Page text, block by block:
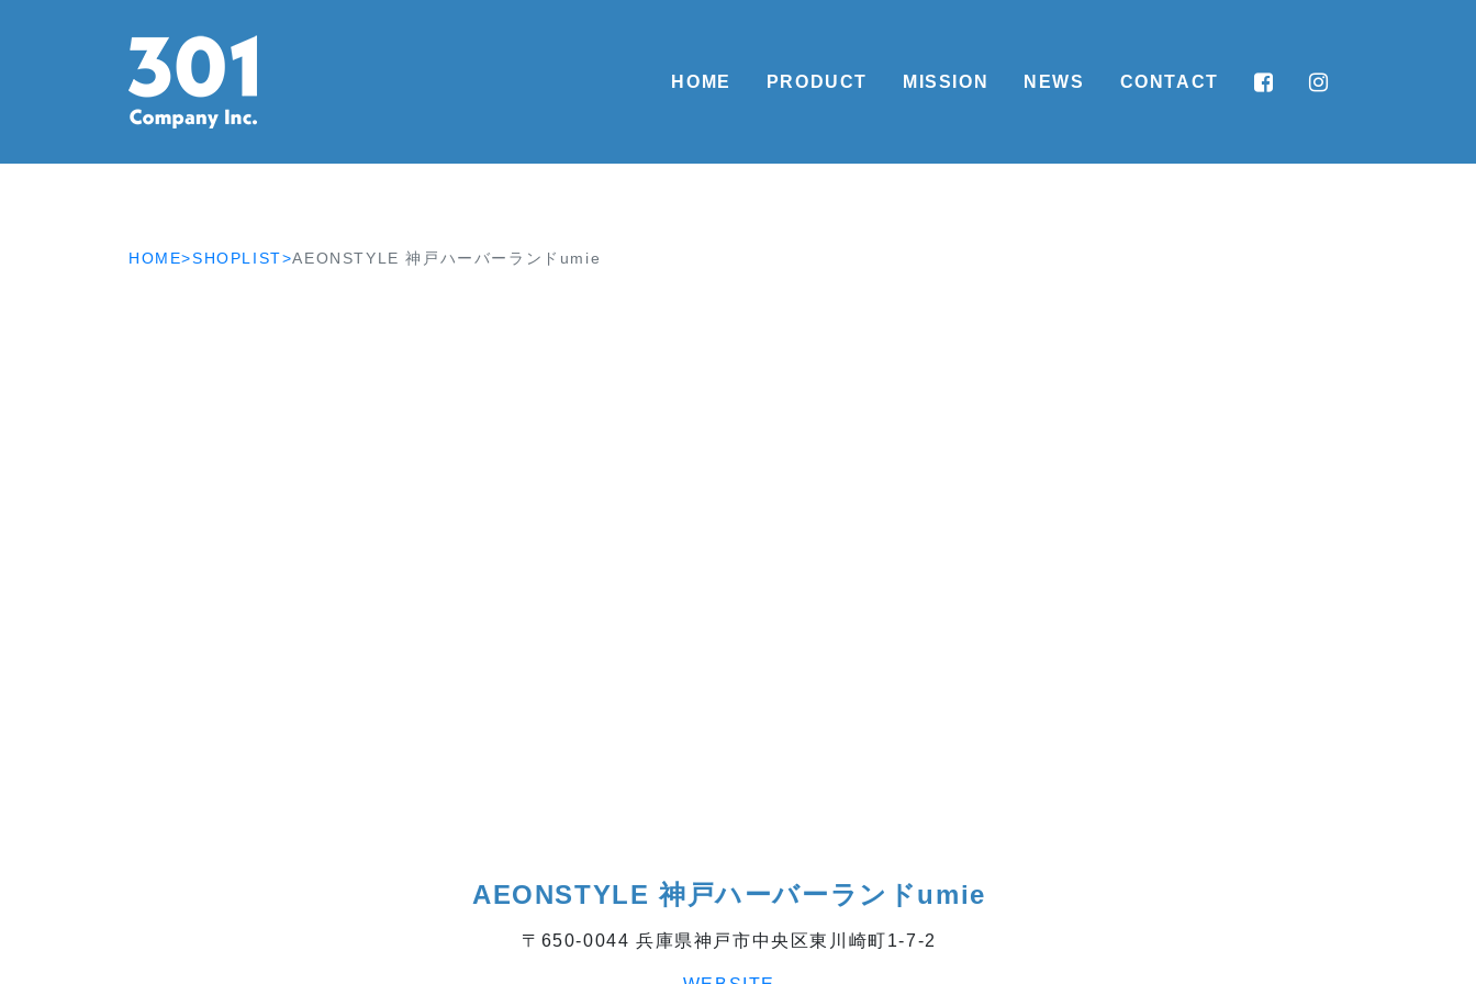
HOME PRODUCT MISSION NEWS CONTACT
HOME>SHOPLIST>AEONSTYLE 神戸ハーバーランドumie
AEONSTYLE 神戸ハーバーランドumie
〒650-0044 兵庫県神戸市中央区東川崎町1-7-2